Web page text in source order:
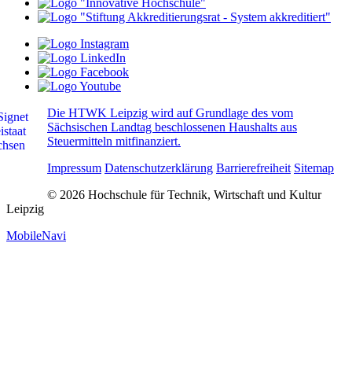
Die HTWK Leipzig wird auf Grundlage des vom
Sächsischen Landtag beschlossenen Haushalts aus
Steuermitteln mitfinanziert.
Impressum Datenschutzerklärung Barrierefreiheit Sitemap
© 2026 Hochschule für Technik, Wirtschaft und Kultur
Leipzig
MobileNavi